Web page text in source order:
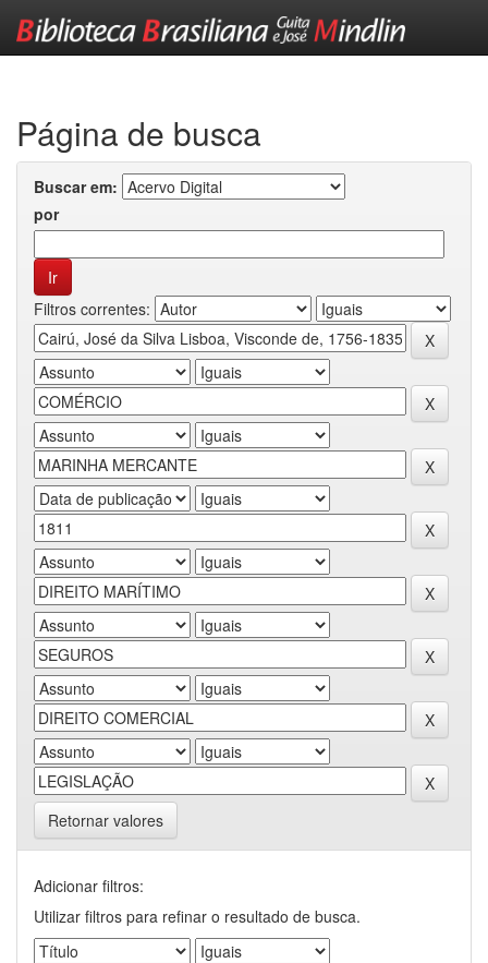
Página de busca
Buscar em:
por
Filtros correntes:
Retornar valores
Adicionar filtros:
Utilizar filtros para refinar o resultado de busca.